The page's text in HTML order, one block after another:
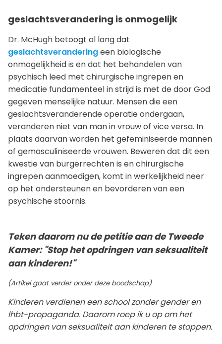
geslachtsverandering is onmogelijk
Dr. McHugh betoogt al lang dat
geslachtsveranderingeen biologische
onmogelijkheid is en dat het behandelen van
psychisch leed met chirurgische ingrepen en
medicatie fundamenteel in strijd is met de door God
gegeven menselijke natuur. Mensen die een
geslachtsveranderende operatie ondergaan,
veranderen niet van man in vrouw of vice versa. In
plaats daarvan worden het gefeminiseerde mannen
of gemasculiniseerde vrouwen. Beweren dat dit een
kwestie van burgerrechten is en chirurgische
ingrepen aanmoedigen, komt in werkelijkheid neer
op het ondersteunen en bevorderen van een
psychische stoornis.
Teken daarom nu de petitie aan de Tweede
Kamer: "Stop het opdringen van seksualiteit
aan kinderen!"
(Artikel gaat verder onder deze boodschap)
Kinderen verdienen een school zonder gender en
lhbt-propaganda. Daarom roep ik u op om het
opdringen van seksualiteit aan kinderen te stoppen.